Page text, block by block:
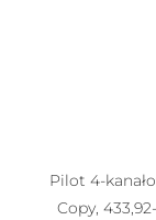
Pilot 4-
Copy,